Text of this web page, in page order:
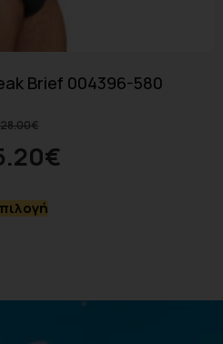
Brief 004396-580
28.00€
€